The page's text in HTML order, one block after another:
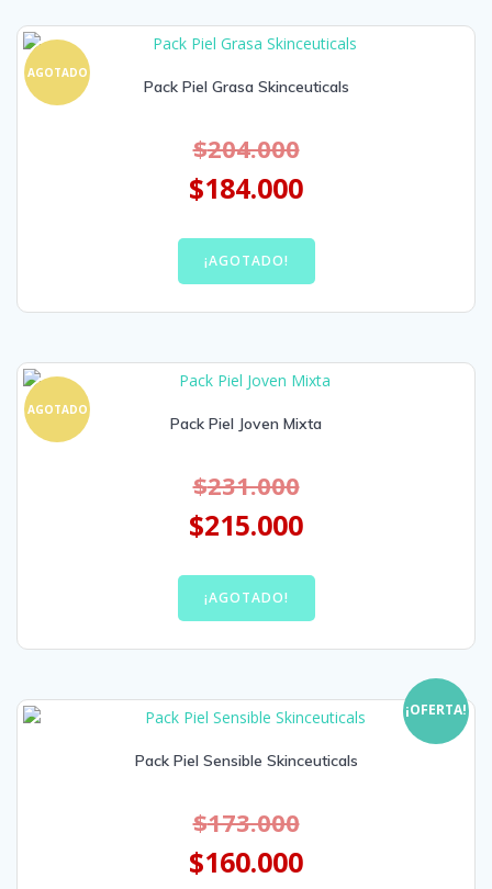
AGOTADO
Pack Piel Grasa Skinceuticals
$204.000
$184.000
¡AGOTADO!
AGOTADO
Pack Piel Joven Mixta
$231.000
$215.000
¡AGOTADO!
¡OFERTA!
Pack Piel Sensible Skinceuticals
$173.000
$160.000